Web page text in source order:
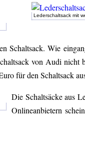
Lederschaltsack mit
Schaltsack. Wie
von Audi nicht
für den Schaltsack
Die Schaltsäcke aus
Onlineanbietern